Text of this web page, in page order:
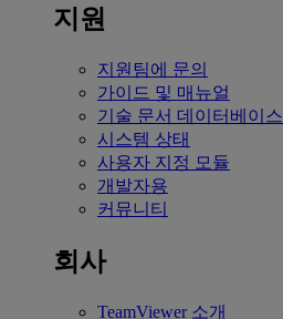
지원
지원팀에 문의
가이드 및 매뉴얼
기술 문서 데이터베이스
시스템 상태
사용자 지정 모듈
개발자용
커뮤니티
회사
TeamViewer 소개